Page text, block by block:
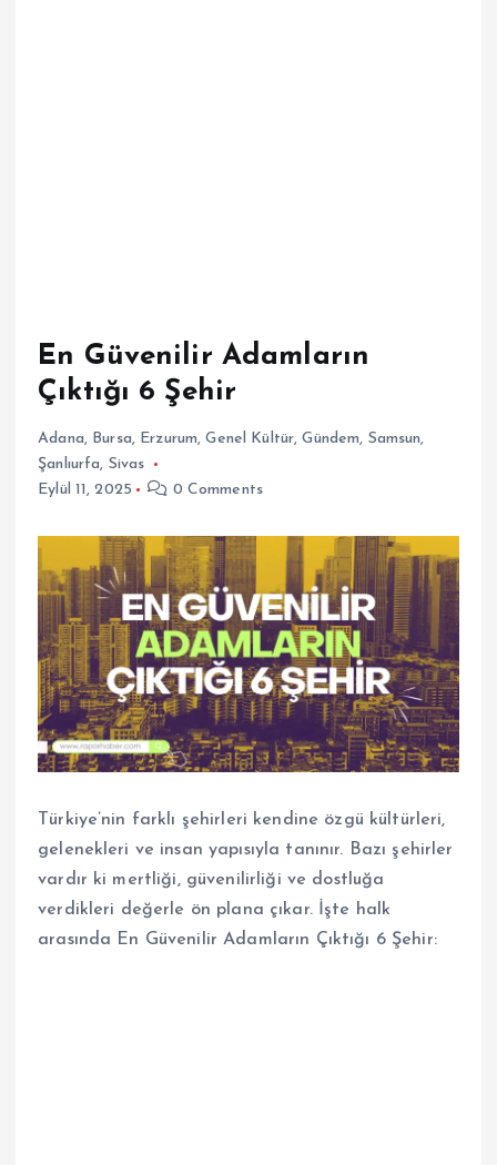
En Güvenilir Adamların
Çıktığı 6 Şehir
Adana, Bursa, Erzurum,Genel Kültür,Gündem, Samsun,
Şanlıurfa, Sivas
Eylül 11, 2025
0 Comments
Türkiye’nin farklı şehirleri kendine özgü kültürleri,
gelenekleri ve insan yapısıyla tanınır. Bazı şehirler
vardır ki mertliği, güvenilirliği ve dostluğa
verdikleri değerle ön plana çıkar. İşte halk
arasında En Güvenilir Adamların Çıktığı 6 Şehir: